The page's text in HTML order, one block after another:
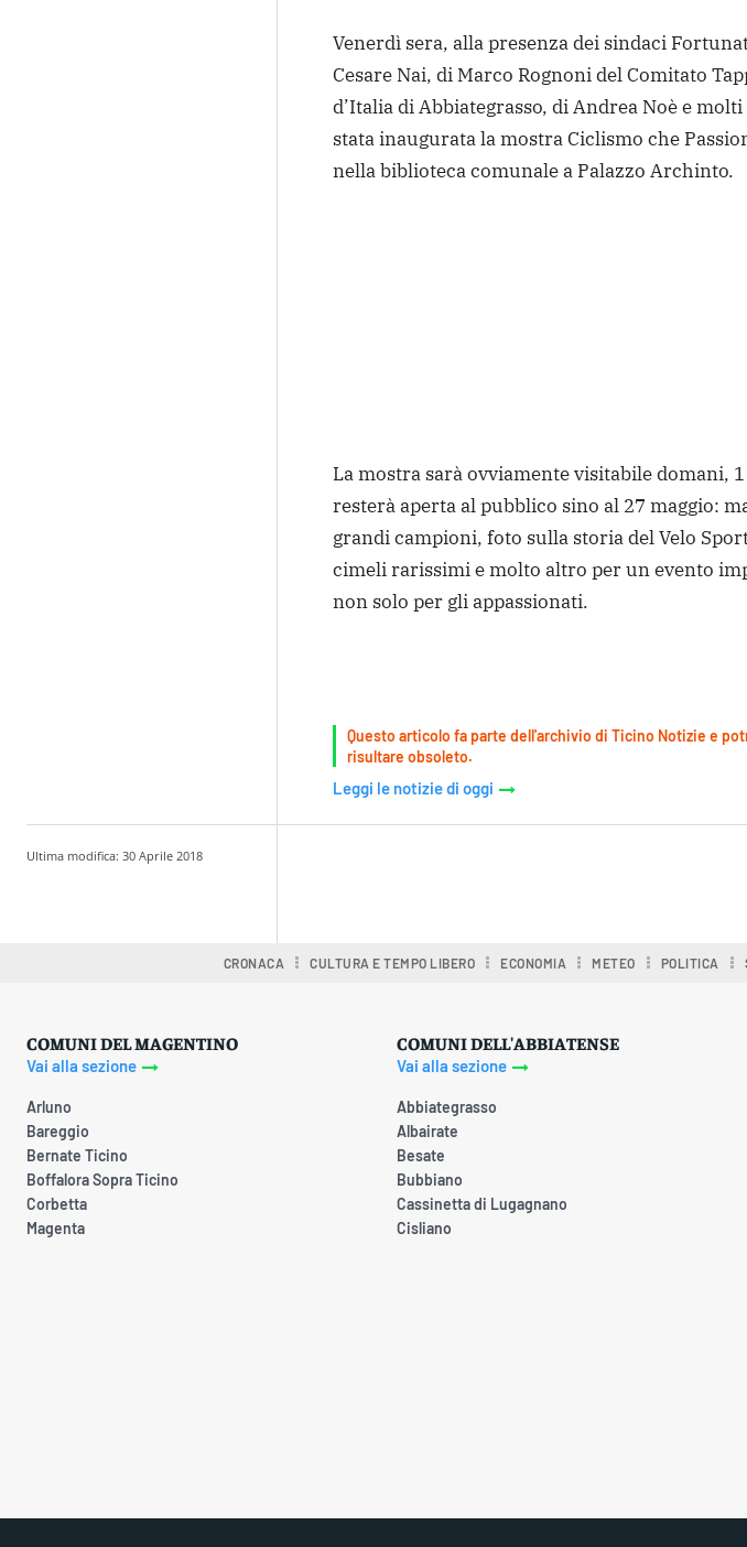
Venerdì sera, alla presenza dei sindaci
Cesare Nai, di Marco Rognoni del Comitato
d’Italia di Abbiategrasso, di Andrea Noè e
stata inaugurata la mostra Ciclismo che
nella biblioteca comunale a Palazzo Archinto.
La mostra sarà ovviamente visitabile domani, 1
resterà aperta al pubblico sino al 27 maggio:
grandi campioni, foto sulla storia del Velo
cimeli rarissimi e molto altro per un evento
non solo per gli appassionati.
Questo articolo fa parte dell'archivio di Ticino Notizie e
risultare obsoleto.
Leggi le notizie di oggi
Ultima modifica: 30 Aprile 2018
CRONACA CULTURA E TEMPO LIBERO ECONOMIA METEO POLITICA
COMUNI DEL MAGENTINO
Vai alla sezione
Arluno
Bareggio
Bernate Ticino
Boffalora Sopra Ticino
Corbetta
Magenta
COMUNI DELL'ABBIATENSE
Vai alla sezione
Abbiategrasso
Albairate
Besate
Bubbiano
Cassinetta di Lugagnano
Cisliano